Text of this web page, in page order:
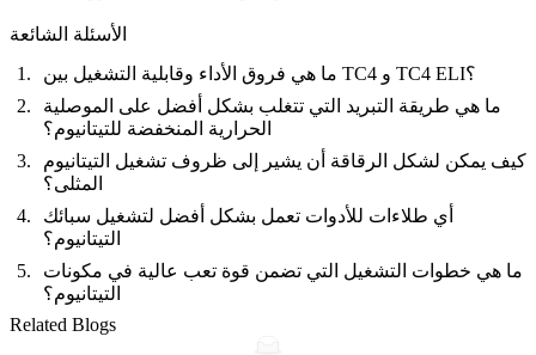
الأسئلة الشائعة
ما هي فروق الأداء وقابلية التشغيل بين TC4 و TC4 ELI؟
ما هي طريقة التبريد التي تتغلب بشكل أفضل على الموصلية
الحرارية المنخفضة للتيتانيوم؟
كيف يمكن لشكل الرقاقة أن يشير إلى ظروف تشغيل التيتانيوم
المثلى؟
أي طلاءات للأدوات تعمل بشكل أفضل لتشغيل سبائك
التيتانيوم؟
ما هي خطوات التشغيل التي تضمن قوة تعب عالية في مكونات
التيتانيوم؟
Related Blogs